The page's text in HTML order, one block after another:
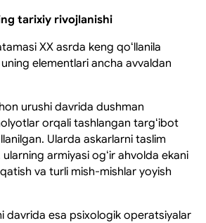
tarixiy rivojlanishi
XX asrda keng qoʻllanila
elementlari ancha avvaldan
urushi davrida dushman
orqali tashlangan targʻibot
Ularda askarlarni taslim
armiyasi ogʻir ahvolda ekani
va turli mish-mishlar yoyish
davrida esa psixologik operatsiyalar